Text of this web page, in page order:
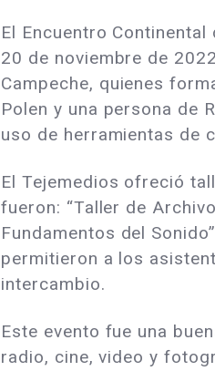
El Encuentro
20 de noviembre de
Campeche, quienes
Polen y una persona de
uso de herramientas de
El Tejemedios ofreció
fueron: “Taller de
Fundamentos del
permitieron a los
intercambio.
Este evento fue una
radio, cine, video y